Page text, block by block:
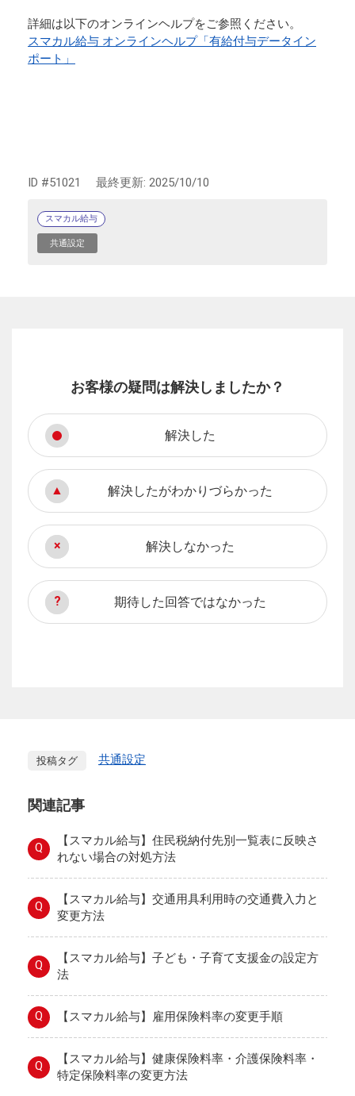
詳細は以下のオンラインヘルプをご参照ください。
スマカル給与 オンラインヘルプ「有給付与データイン
ポート」
ID #51021 最終更新: 2025/10/10
スマカル給与
共通設定
お客様の疑問は解決しましたか？
解決した
解決したがわかりづらかった
解決しなかった
期待した回答ではなかった
投稿タグ 共通設定
関連記事
Q
【スマカル給与】住民税納付先別一覧表に反映さ
れない場合の対処方法
Q
【スマカル給与】交通用具利用時の交通費入力と
変更方法
Q
【スマカル給与】子ども・子育て支援金の設定方
法
Q 【スマカル給与】雇用保険料率の変更手順
Q
【スマカル給与】健康保険料率・介護保険料率・
特定保険料率の変更方法